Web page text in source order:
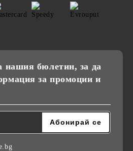
нашия бюлетин, за да
за промоции и